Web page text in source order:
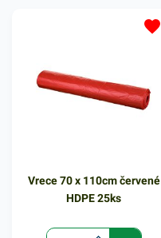
Využiť ich môžete aj na
uskladnenie sezónneho
Vrece 70 x 110cm červené
HDPE 25ks